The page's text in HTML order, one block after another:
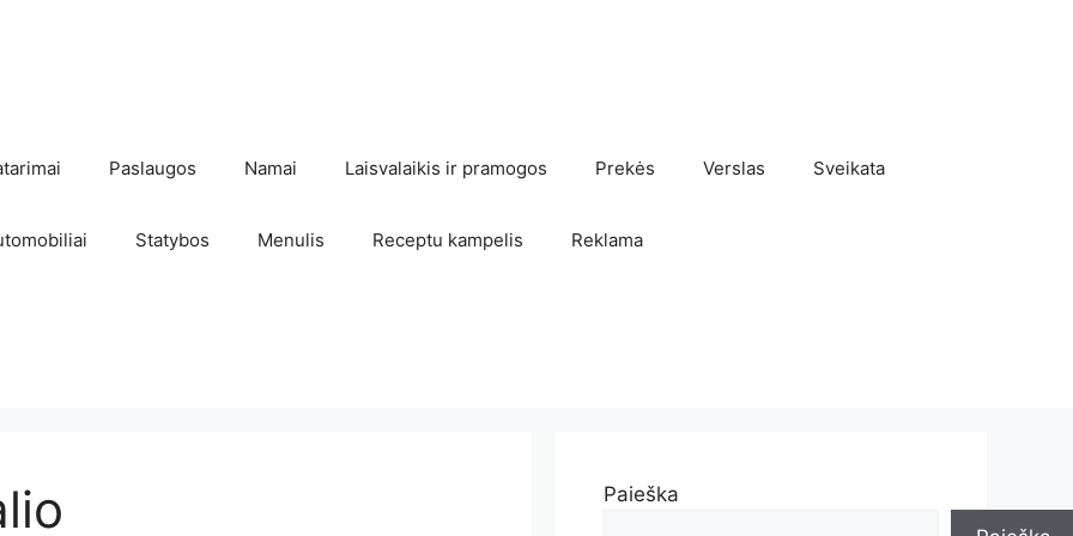
Paslaugos Namai Laisvalaikis ir pramogos Prekės Verslas Sveikata
Statybos Menulis Receptu kampelis Reklama
Paieška